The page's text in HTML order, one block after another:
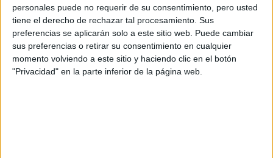
personales puede no requerir de su consentimiento, pero usted
tiene el derecho de rechazar tal procesamiento. Sus
preferencias se aplicarán solo a este sitio web. Puede cambiar
sus preferencias o retirar su consentimiento en cualquier
momento volviendo a este sitio y haciendo clic en el botón
"Privacidad" en la parte inferior de la página web.